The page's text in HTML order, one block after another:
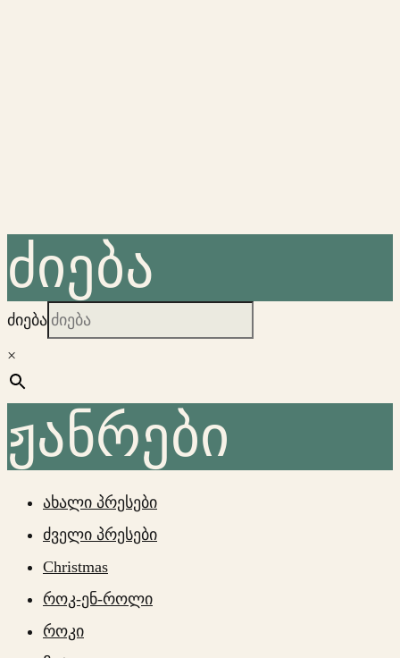
ძიება
ძიება
×
ჟანრები
ახალი პრესები
ძველი პრესები
Christmas
როკ-ენ-როლი
როკი